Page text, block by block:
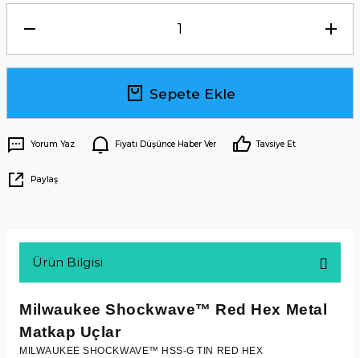
Sepete Ekle
Yorum Yaz Fiyatı Düşünce Haber Ver Tavsiye Et
Paylaş
Ürün Bilgisi
Milwaukee Shockwave™ Red Hex Metal
Matkap Uçlar
MILWAUKEE SHOCKWAVE™ HSS-G TIN RED HEX